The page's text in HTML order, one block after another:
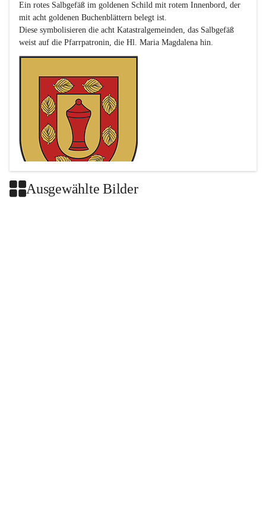
Ein rotes Salbgefäß im goldenen Schild mit rotem Innenbord, der
mit acht goldenen Buchenblättern belegt ist.
Diese symbolisieren die acht Katastralgemeinden, das Salbgefäß
Ausgewählte Bilder